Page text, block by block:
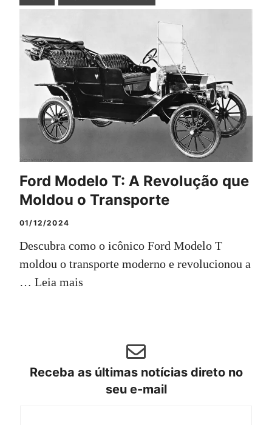
Ford Modelo T: A Revolução que
Moldou o Transporte
01/12/2024
Descubra como o icônico Ford Modelo T
moldou o transporte moderno e revolucionou a
… Leia mais
Receba as últimas notícias direto no
seu e-mail